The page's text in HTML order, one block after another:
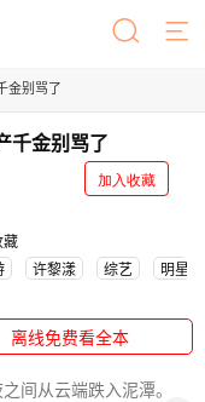
金别骂了
千金别骂了
加入收藏
藏
许黎漾 综艺 明星
离线免费看全本
间从云端跌入泥潭。